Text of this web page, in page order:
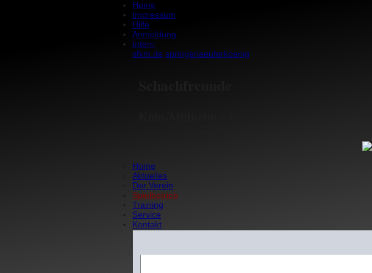
Home
Impressum
Hilfe
Anmeldung
Intern
sfkm.de springerlaeuferkoenig
Home
Aktuelles
Der Verein
Spielbetrieb
Training
Service
Kontakt